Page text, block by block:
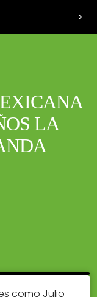
chevron_right
LA
como Julio